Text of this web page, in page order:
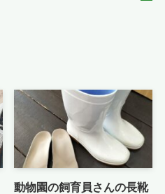
動物園の飼育員さんの長靴